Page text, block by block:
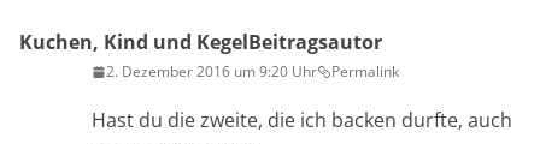
Kuchen, Kind und KegelBeitragsautor
2. Dezember 2016 um 9:20 Uhr Permalink
Hast du die zweite, die ich backen durfte, auch